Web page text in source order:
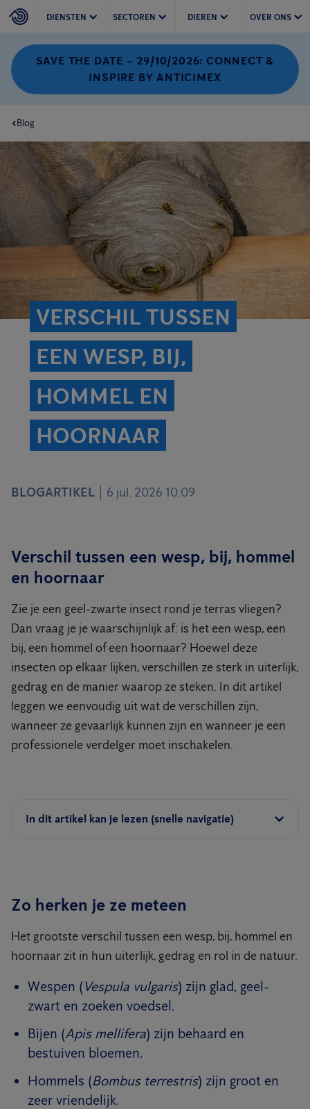
DIENSTEN SECTOREN DIEREN OVER ONS
SAVE THE DATE – 29/10/2026: CONNECT &
INSPIRE BY ANTICIMEX
Blog
VERSCHIL TUSSEN
EEN WESP, BIJ,
HOMMEL EN
HOORNAAR
BLOGARTIKEL 6 jul. 2026 10:09
Verschil tussen een wesp, bij, hommel
en hoornaar
Zie je een geel-zwarte insect rond je terras vliegen?
Dan vraag je je waarschijnlijk af: is het een wesp, een
bij, een hommel of een hoornaar? Hoewel deze
insecten op elkaar lijken, verschillen ze sterk in uiterlijk,
gedrag en de manier waarop ze steken. In dit artikel
leggen we eenvoudig uit wat de verschillen zijn,
wanneer ze gevaarlijk kunnen zijn en wanneer je een
professionele verdelger moet inschakelen.
In dit artikel kan je lezen (snelle navigatie)
Zo herken je ze meteen
Het grootste verschil tussen een wesp, bij, hommel en
hoornaar zit in hun uiterlijk, gedrag en rol in de natuur.
Wespen (Vespula vulgaris) zijn glad, geel-
zwart en zoeken voedsel.
Bijen (Apis mellifera) zijn behaard en
bestuiven bloemen.
Hommels (Bombus terrestris) zijn groot en
zeer vriendelijk.